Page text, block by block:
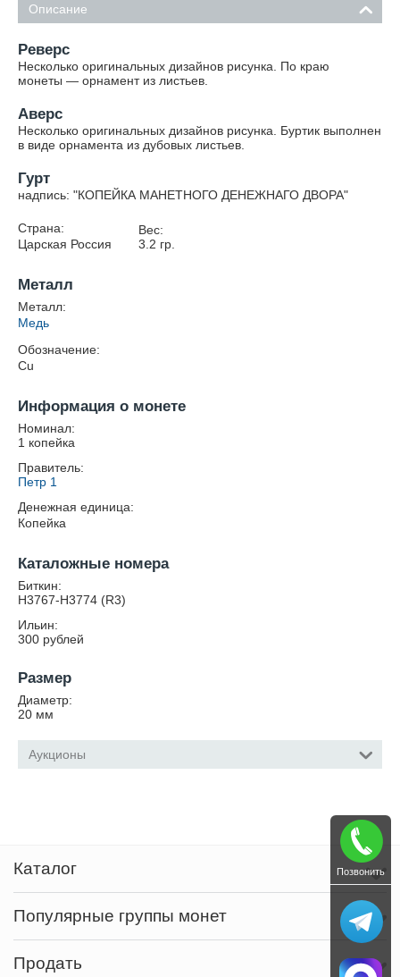
Описание
Реверс
Несколько оригинальных дизайнов рисунка. По краю
монеты — орнамент из листьев.
Аверс
Несколько оригинальных дизайнов рисунка. Буртик выполнен
в виде орнамента из дубовых листьев.
Гурт
надпись: "КОПЕЙКА МАНЕТНОГО ДЕНЕЖНАГО ДВОРА"
Страна:
Царская Россия
Вес:
3.2 гр.
Металл
Металл:
Медь
Обозначение:
Cu
Информация о монете
Номинал:
1 копейка
Правитель:
Петр 1
Денежная единица:
Копейка
Каталожные номера
Биткин:
Н3767-Н3774 (R3)
Ильин:
300 рублей
Размер
Диаметр:
20 мм
Аукционы
Каталог
Популярные группы монет
Продать
Позвонить